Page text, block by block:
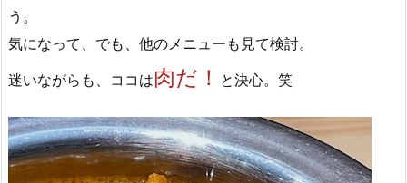
う。
気になって、でも、他のメニューも見て検討。
迷いながらも、ココは肉だ！ と決心。笑